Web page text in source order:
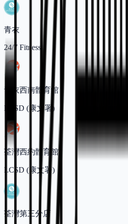
青衣
24/7 Fitness
青衣西南體育館
LCSD (康文署)
荃灣西約體育館
LCSD (康文署)
荃灣第三分店